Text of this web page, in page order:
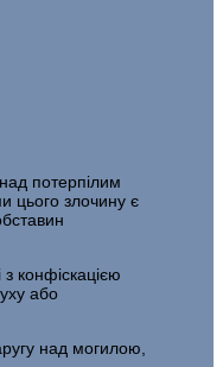
потерпілим
цього злочину є
конфіскацією
або
над могилою,